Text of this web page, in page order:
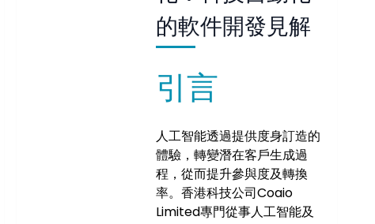
的軟件開發見解
引言
人工智能透過提供度身訂造的
體驗，轉變潛在客戶生成過
程，從而提升參與度及轉換
率。香港科技公司Coaio
Limited專門從事人工智能及